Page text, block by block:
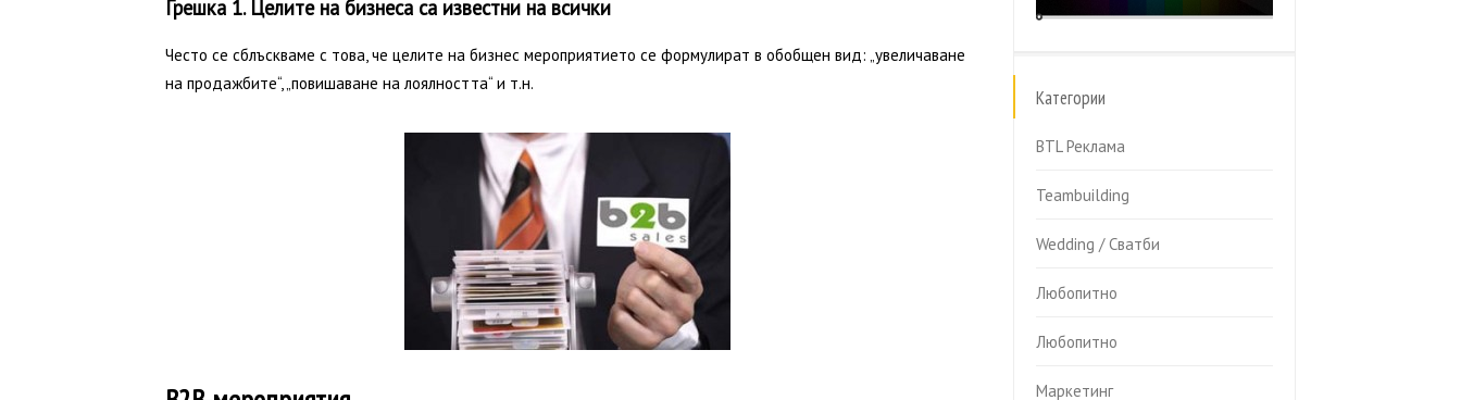
Грешка 1. Целите на бизнеса са известни на всички
Често се сблъскваме с това, че целите на бизнес мероприятието се формулират в обобщен вид: „увеличаване
на продажбите“, „повишаване на лоялността“ и т.н.
Категории
BTL Реклама
Teambuilding
Wedding / Сватби
Любопитно
Любопитно
Маркетинг